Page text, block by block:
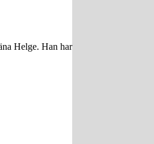
Helge. Han har